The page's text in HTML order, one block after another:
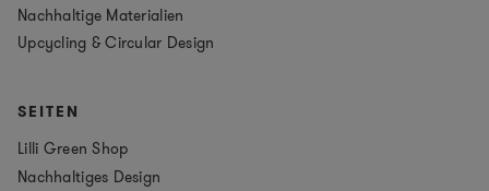
Nachhaltige Materialien
Upcycling & Circular Design
SEITEN
Lilli Green Shop
Nachhaltiges Design